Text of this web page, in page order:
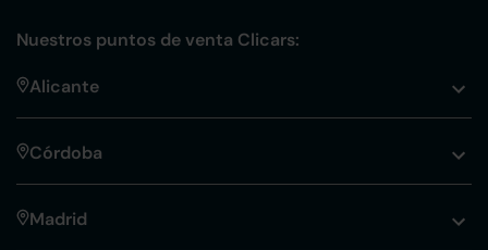
Nuestros puntos de venta Clicars:
Alicante
Córdoba
Madrid